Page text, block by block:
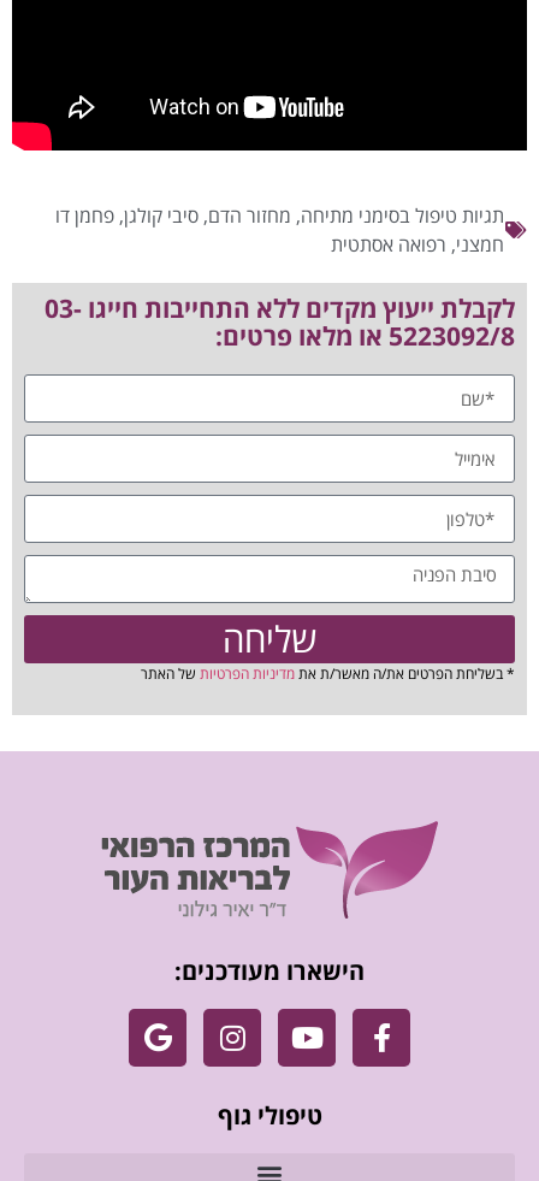
תגיות טיפול בסימני מתיחה, מחזור הדם,סיבי קולגן,פחמן דו
חמצני, רפואה אסתטית
לקבלת ייעוץ מקדים ללא התחייבות חייגו 03-
5223092/8 או מלאו פרטים:
שליחה
* בשליחת הפרטים את/ה מאשר/ת אתמדיניות הפרטיות של האתר
הישארו מעודכנים:
טיפולי גוף